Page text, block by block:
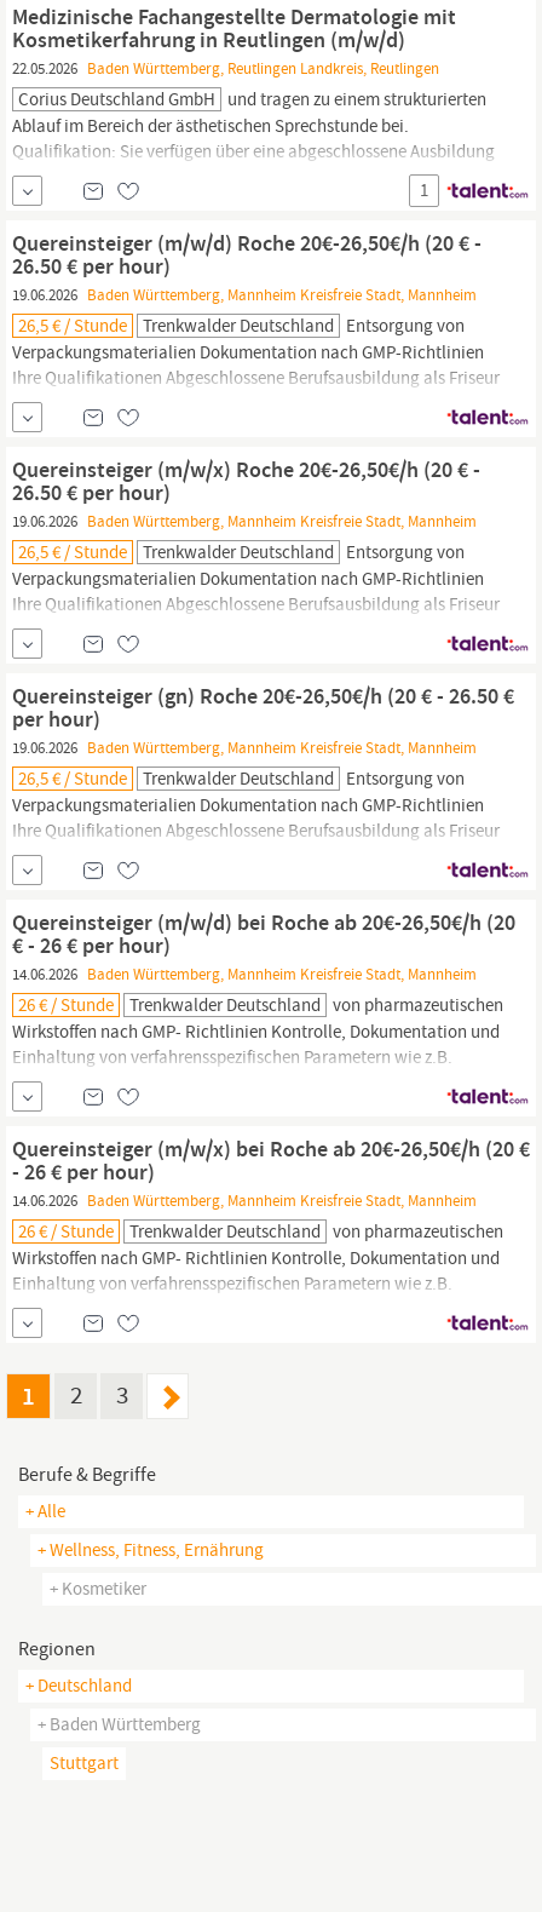
in 100+ Luxushotels​...
Medizinische Fachangestellte Dermatologie mit
Kosmetikerfahrung in Reutlingen (m/w/d)
22.05.2026 Baden Württemberg, Reutlingen Landkreis, Reutlingen
Corius Deutschland GmbH und tragen zu einem strukturierten
Ablauf im Bereich der ästhetischen Sprechstunde bei.
Qualifikation: Sie verfügen über eine abgeschlossene Ausbildung
als MFA, medizinische:r
oder eine vergleichbare
Qualifikation im medizinischen oder kosmetischen Bereich.
Erfahrung im Praxis- oder Kosmetikumfeld:
1
Quereinsteiger (m/w/d) Roche 20€-26,50€/h (20 € -
26.50 € per hour)
19.06.2026 Baden Württemberg, Mannheim Kreisfreie Stadt, Mannheim
26,5 € / Stunde Trenkwalder Deutschland Entsorgung von
Verpackungsmaterialien Dokumentation nach GMP-Richtlinien
Ihre Qualifikationen Abgeschlossene Berufsausbildung als Friseur
(m/w/d),
Kosmetiker
Fachangestellte (m/w/d), Zahnmedizinische Fachangestellte
(m/w/d), BTA (m/w/d), CTA (m/w/d), PTA (m/w/d) oder
vergleichbare Ausbildung, gerne auch...
Quereinsteiger (m/w/x) Roche 20€-26,50€/h (20 € -
26.50 € per hour)
19.06.2026 Baden Württemberg, Mannheim Kreisfreie Stadt, Mannheim
26,5 € / Stunde Trenkwalder Deutschland Entsorgung von
Verpackungsmaterialien Dokumentation nach GMP-Richtlinien
Ihre Qualifikationen Abgeschlossene Berufsausbildung als Friseur
(m/w/d),
Kosmetiker
Fachangestellte (m/w/d), Zahnmedizinische Fachangestellte
(m/w/d), BTA (m/w/d), CTA (m/w/d), PTA (m/w/d) oder
vergleichbare Ausbildung, gerne auch...
Quereinsteiger (gn) Roche 20€-26,50€/h (20 € - 26.50 €
per hour)
19.06.2026 Baden Württemberg, Mannheim Kreisfreie Stadt, Mannheim
26,5 € / Stunde Trenkwalder Deutschland Entsorgung von
Verpackungsmaterialien Dokumentation nach GMP-Richtlinien
Ihre Qualifikationen Abgeschlossene Berufsausbildung als Friseur
(m/w/d),
Kosmetiker
Fachangestellte (m/w/d), Zahnmedizinische Fachangestellte
(m/w/d), BTA (m/w/d), CTA (m/w/d), PTA (m/w/d) oder
vergleichbare Ausbildung, gerne auch...
Quereinsteiger (m/w/d) bei Roche ab 20€-26,50€/h (20
€ - 26 € per hour)
14.06.2026 Baden Württemberg, Mannheim Kreisfreie Stadt, Mannheim
26 € / Stunde Trenkwalder Deutschland von pharmazeutischen
Wirkstoffen nach GMP- Richtlinien Kontrolle, Dokumentation und
Einhaltung von verfahrensspezifischen Parametern wie z.B.
Temperatur Erkennen und Beheben von Störungen, sowie
Durchführung von kleineren Wartungsarbeiten Bestückung und
Reinigung der Produktionsanlage Ihre Qualifikationen
Abgeschlossene Berufsausbildung als Friseur (m/w/d),
Kosmetiker (m/w/d), Optiker
Quereinsteiger (m/w/x) bei Roche ab 20€-26,50€/h (20 €
- 26 € per hour)
14.06.2026 Baden Württemberg, Mannheim Kreisfreie Stadt, Mannheim
26 € / Stunde Trenkwalder Deutschland von pharmazeutischen
Wirkstoffen nach GMP- Richtlinien Kontrolle, Dokumentation und
Einhaltung von verfahrensspezifischen Parametern wie z.B.
Temperatur Erkennen und Beheben von Störungen, sowie
Durchführung von kleineren Wartungsarbeiten Bestückung und
Abgeschlossene Berufsausbildung als Friseur (m/w/d),
Kosmetiker
(m/w/d), Optiker
1 2 3
Berufe & Begriffe
+ Alle
+ Wellness, Fitness, Ernährung
+ Kosmetiker
Regionen
+ Deutschland
+ Baden Württemberg
Stuttgart